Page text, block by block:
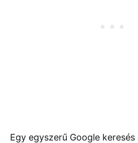
Egy egyszerű Google